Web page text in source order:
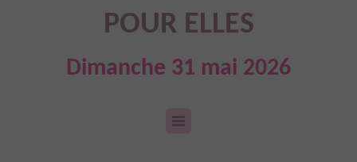
POUR ELLES
Dimanche 31 mai 2026